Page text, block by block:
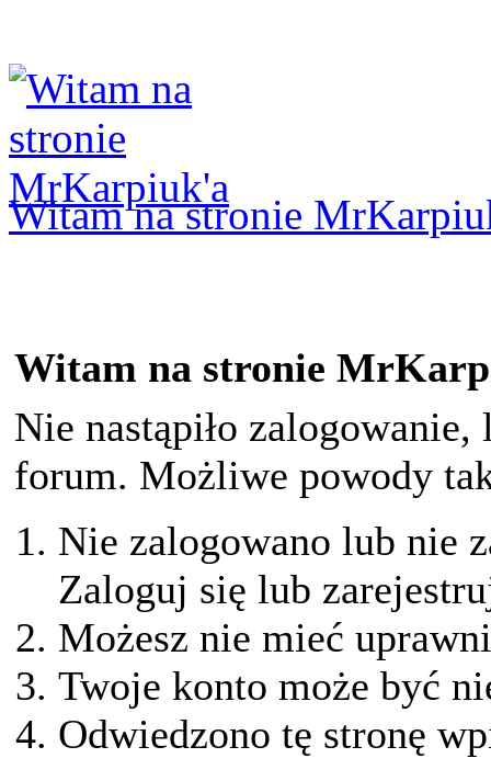
Witam na stronie
Witam na stronie
Nie nastąpiło
forum. Możliwe powody
Nie zalogowano lub nie
Zaloguj się lub
Możesz nie mieć
Twoje konto może być
Odwiedzono tę stronę